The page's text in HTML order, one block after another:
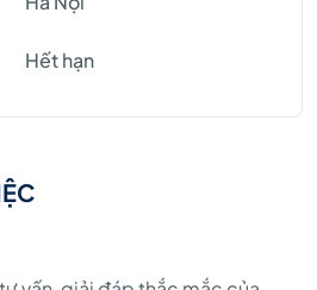
Hết hạn